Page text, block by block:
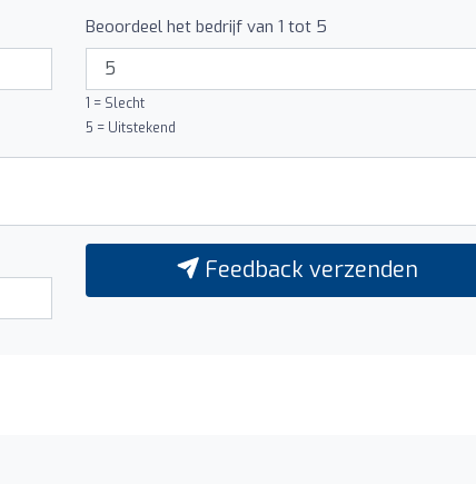
Beoordeel het bedrijf van 1 tot 5
1 = Slecht
5 = Uitstekend
Feedback verzenden